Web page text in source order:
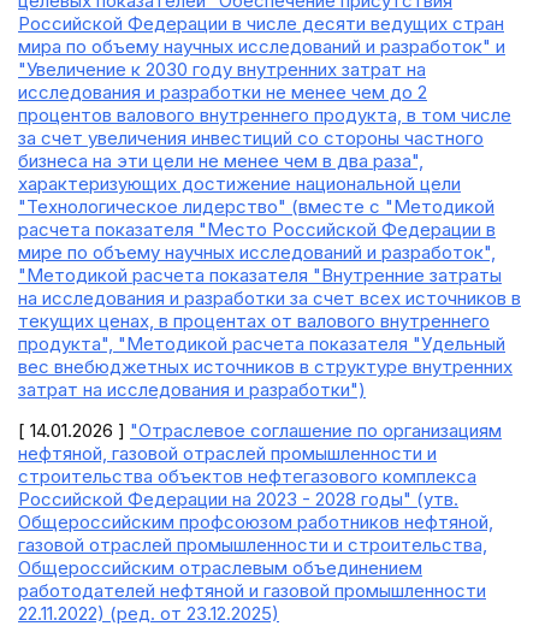
Российской Федерации в числе десяти ведущих стран
мира по объему научных исследований и разработок" и
"Увеличение к 2030 году внутренних затрат на
исследования и разработки не менее чем до 2
процентов валового внутреннего продукта, в том числе
за счет увеличения инвестиций со стороны частного
бизнеса на эти цели не менее чем в два раза",
характеризующих достижение национальной цели
"Технологическое лидерство" (вместе с "Методикой
расчета показателя "Место Российской Федерации в
мире по объему научных исследований и разработок",
"Методикой расчета показателя "Внутренние затраты
на исследования и разработки за счет всех источников в
текущих ценах, в процентах от валового внутреннего
продукта", "Методикой расчета показателя "Удельный
вес внебюджетных источников в структуре внутренних
затрат на исследования и разработки")
[ 14.01.2026 ] "Отраслевое соглашение по организациям
нефтяной, газовой отраслей промышленности и
строительства объектов нефтегазового комплекса
Российской Федерации на 2023 - 2028 годы" (утв.
Общероссийским профсоюзом работников нефтяной,
газовой отраслей промышленности и строительства,
Общероссийским отраслевым объединением
работодателей нефтяной и газовой промышленности
22.11.2022) (ред. от 23.12.2025)